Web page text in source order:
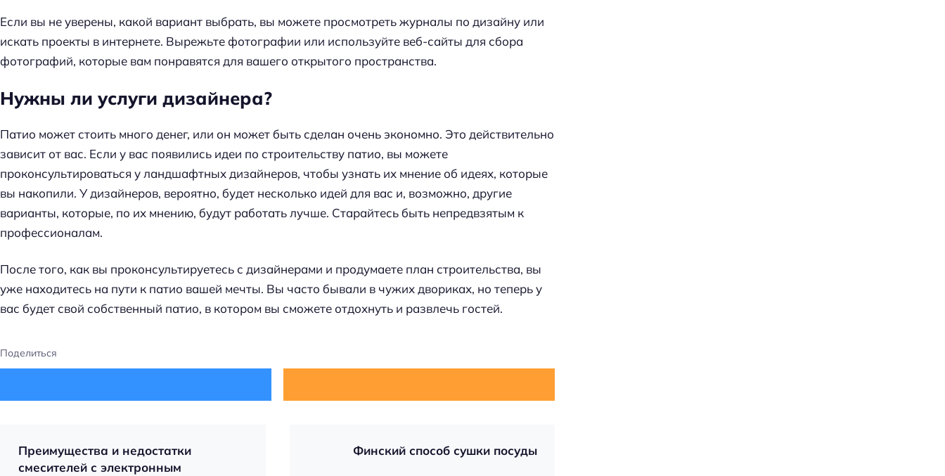
Если вы не уверены, какой вариант выбрать, вы можете просмотреть журналы по дизайну или
искать проекты в интернете. Вырежьте фотографии или используйте веб-сайты для сбора
фотографий, которые вам понравятся для вашего открытого пространства.
Нужны ли услуги дизайнера?
Патио может стоить много денег, или он может быть сделан очень экономно. Это действительно
зависит от вас. Если у вас появились идеи по строительству патио, вы можете
проконсультироваться у ландшафтных дизайнеров, чтобы узнать их мнение об идеях, которые
вы накопили. У дизайнеров, вероятно, будет несколько идей для вас и, возможно, другие
варианты, которые, по их мнению, будут работать лучше. Старайтесь быть непредвзятым к
профессионалам.
После того, как вы проконсультируетесь с дизайнерами и продумаете план строительства, вы
уже находитесь на пути к патио вашей мечты. Вы часто бывали в чужих двориках, но теперь у
вас будет свой собственный патио, в котором вы сможете отдохнуть и развлечь гостей.
Поделиться
Преимущества и недостатки
смесителей с электронным
Финский способ сушки посуды